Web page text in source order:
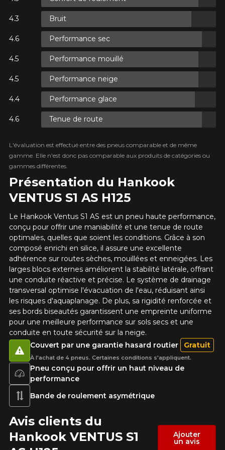
Présentation du Hankook
VENTUS S1 AS H125
Le Hankook Ventus S1 AS est un pneu haute performance,
conçu pour offrir une maniabilité et une tenue de route
optimales, quelles que soient les conditions. Grâce à son
composé enrichi en silice, il assure une excellente
adhérence sur routes sèches, mouillées et enneigées. Les
larges blocs externes améliorent la stabilité latérale, offrant
une conduite réactive et précise. Le système de drainage
transversal optimise l'évacuation de l'eau, réduisant ainsi
les risques d'aquaplanage. De plus, sa rigidité renforcée et
ses bords biseautés garantissent une empreinte uniforme
pour une meilleure performance sur sols secs et une
conduite en toute sécurité sur la neige.
Bruit
Performance sec
Performance mouillé
Performance neige
Performance glace
Tenue de route
L'évaluation est effectué entre des pneus comparable et de même
gamme. Elle n'est donc pas comparable aux produits de catégories ou
gammes différentes.
Pneu conçu pour offrir un haut niveau de
performance
Bande de roulement asymétrique
Couvert par une garantie hasard routier Gratuit
À l'achat de 4 pneus. Certaines conditions s'appliquent.
Avis clients du
Hankook VENTUS S1
Ajouter
un avis